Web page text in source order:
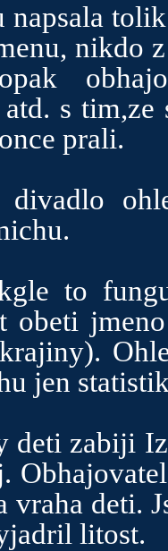
napsala
nikdo
atd. s
prali.
divadlo
to
obeti
jen
deti zabiji
vraha deti.
litost.